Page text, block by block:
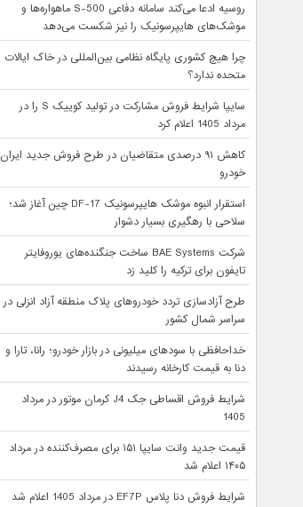
روسیه ادعا می‌کند سامانه دفاعی S-500 ماهواره‌ها و
موشک‌های هایپرسونیک را نیز شکست می‌دهد
چرا هیچ کشوری پایگاه نظامی بین‌المللی در خاک ایالات
متحده ندارد؟
سایپا شرایط فروش مشارکت در تولید کوییک S را در
مرداد 1405 اعلام کرد
کاهش ۹۱ درصدی متقاضیان در طرح فروش جدید ایران
خودرو
استقرار انبوه موشک هایپرسونیک DF-17 چین آغاز شد؛
سلاحی با رهگیری بسیار دشوار
شرکت BAE Systems ساخت جنگنده‌های یوروفایتر
تایفون برای ترکیه را کلید زد
طرح آزادسازی تردد خودروهای پلاک منطقه آزاد انزلی در
سراسر شمال کشور
خداحافظی با سودهای میلیونی در بازار خودرو؛ رانا، تارا و
دنا به قیمت کارخانه رسیدند
شرایط فروش اقساطی جک J4 کرمان موتور در مرداد
1405
قیمت جدید وانت سایپا ۱۵۱ برای مصرف‌کننده در مرداد
۱۴۰۵ اعلام شد
شرایط فروش دنا پلاس EF7P در مرداد 1405 اعلام شد